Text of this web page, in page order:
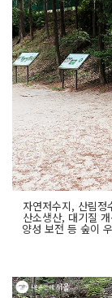
자연저수지, 산림정
산소생산, 대기질
양성 보전 등 숲이